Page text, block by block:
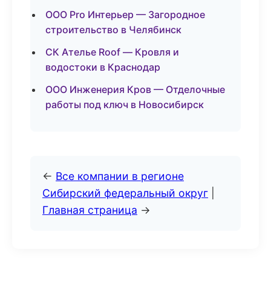
ООО Pro Интерьер — Загородное
строительство в Челябинск
СК Ателье Roof — Кровля и
водостоки в Краснодар
ООО Инженерия Кров — Отделочные
работы под ключ в Новосибирск
← Все компании в регионе
Сибирский федеральный округ
Главная страница →